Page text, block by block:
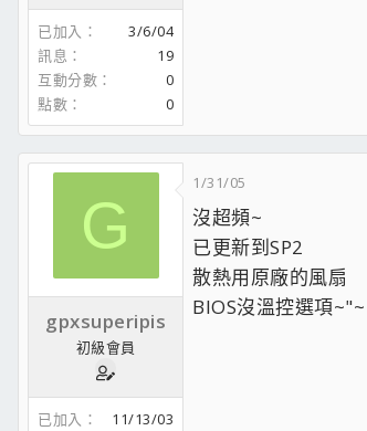
已加入
3/6/04
訊息
19
互動分數
0
點數
0
G
gpxsuperipis
初級會員
已加入
11/13/03
1/31/05
沒超頻~
已更新到SP2
散熱用原廠的風扇
BIOS沒溫控選項~"~